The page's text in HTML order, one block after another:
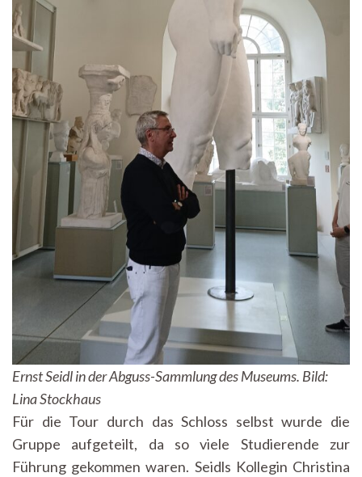
Ernst Seidl in der Abguss-Sammlung des Museums. Bild:
Lina Stockhaus
Für die Tour durch das Schloss selbst wurde die
Gruppe aufgeteilt, da so viele Studierende zur
Führung gekommen waren. Seidls Kollegin Christina